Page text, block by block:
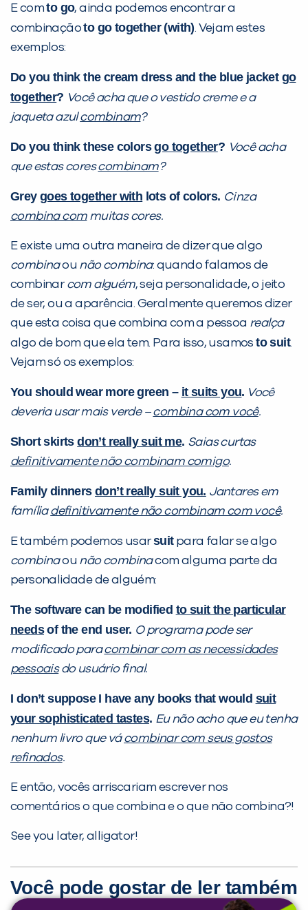
E comto go, ainda podemos encontrar a
combinaçãoto go together (with). Vejam estes
exemplos:
Do you think the cream dress and the blue jacket go
together? Você acha que o vestido creme e a
jaqueta azulcombinam?
Do you think these colorsgo together? Você acha
que estas corescombinam?
Grey goes together with lots of colors. Cinza
combina commuitas cores.
E existe uma outra maneira de dizer que algo
combinaou não combina: quando falamos de
combinarcom alguém, seja personalidade, o jeito
de ser, ou a aparência. Geralmente queremos dizer
que esta coisa que combina com a pessoa realça
algo de bom que ela tem. Para isso, usamosto suit.
Vejam só os exemplos:
You should wear more green – it suits you. Você
deveria usar mais verde –combina com você.
Short skirtsdon’t really suit me. Saias curtas
definitivamente não combinam comigo.
Family dinnersdon’t really suit you. Jantares em
famíliadefinitivamente não combinam com você.
E também podemos usarsuitpara falar se algo
combinaou não combinacom alguma parte da
personalidade de alguém:
The software can be modified to suit the particular
needsof the end user. O programa pode ser
modificado paracombinar com as necessidades
pessoaisdo usuário final.
I don’t suppose I have any books that would suit
your sophisticated tastes. Eu não acho que eu tenha
nenhum livro que vácombinar com seus gostos
refinados.
E então, vocês arriscariam escrever nos
comentários o que combina e o que não combina?!
See you later, alligator!
Você pode gostar de ler também